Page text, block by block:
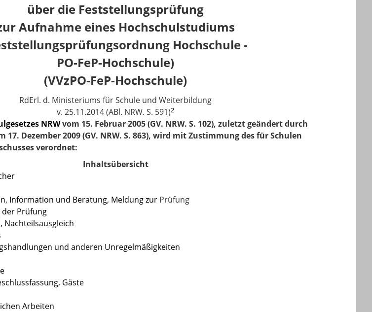
über die Feststellungsprüfung
Aufnahme eines Hochschulstudiums
Hochschule -
PO-FeP-Hochschule)
(VVzPO-FeP-Hochschule)
RdErl. d. Ministeriums für Schule und Weiterbildung
v. 25.11.2014 (ABl. NRW. S. 591)2
NRWvom 15. Februar 2005 (GV. NRW. S. 102), zuletzt geändert durch
17. Dezember 2009 (GV. NRW. S. 863), wird mit Zustimmung des für Schulen
verordnet:
Inhaltsübersicht
Information und Beratung, Meldung zur Prüfung
der Prüfung
Nachteilsausgleich
und anderen Unregelmäßigkeiten
Gäste
Arbeiten